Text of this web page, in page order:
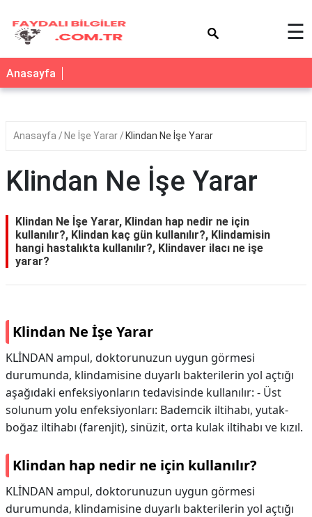
☰
Anasayfa
Anasayfa Ne İşe Yarar Klindan Ne İşe Yarar
Klindan Ne İşe Yarar
Klindan Ne İşe Yarar, Klindan hap nedir ne için
kullanılır?, Klindan kaç gün kullanılır?, Klindamisin
hangi hastalıkta kullanılır?, Klindaver ilacı ne işe
yarar?
Klindan Ne İşe Yarar
KLİNDAN ampul, doktorunuzun uygun görmesi
durumunda, klindamisine duyarlı bakterilerin yol açtığı
aşağıdaki enfeksiyonların tedavisinde kullanılır: - Üst
solunum yolu enfeksiyonları: Bademcik iltihabı, yutak-
boğaz iltihabı (farenjit), sinüzit, orta kulak iltihabı ve kızıl.
Klindan hap nedir ne için kullanılır?
KLİNDAN ampul, doktorunuzun uygun görmesi
durumunda, klindamisine duyarlı bakterilerin yol açtığı